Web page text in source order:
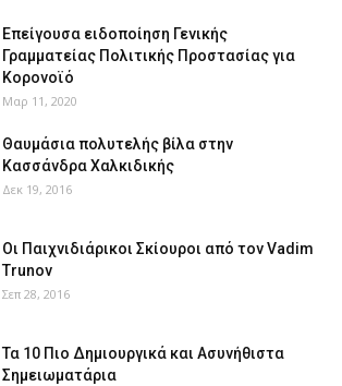
Επείγουσα ειδοποίηση Γενικής
Γραμματείας Πολιτικής Προστασίας για
Κορονοϊό
Μαρ 11, 2020
Θαυμάσια πολυτελής βίλα στην
Κασσάνδρα Χαλκιδικής
Δεκ 19, 2016
Οι Παιχνιδιάρικοι Σκίουροι από τον Vadim
Trunov
Σεπ 28, 2016
Τα 10 Πιο Δημιουργικά και Ασυνήθιστα
Σημειωματάρια